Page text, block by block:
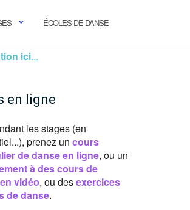
ÉCOLES DE DANSE
ici...
en ligne
les stages (en
prenez un cours
de danse en ligne, ou un
à des cours de
vidéo, ou desexercices
de danse.